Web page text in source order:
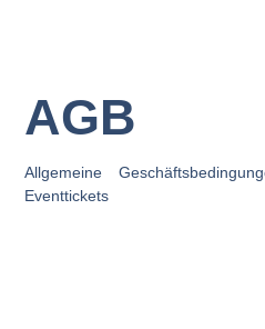
AGB
Allgemeine
Eventtickets